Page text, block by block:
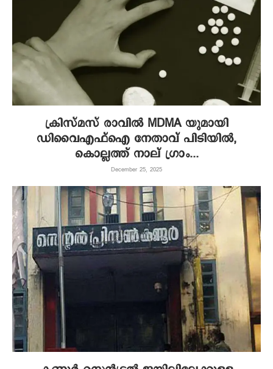
ക്രിസ്‌മസ്‌ രാവിൽ MDMA യുമായി
ഡിവൈഎഫ്ഐ നേതാവ് പിടിയിൽ,
കൊല്ലത്ത് നാല് ഗ്രാം...
December 25, 2025